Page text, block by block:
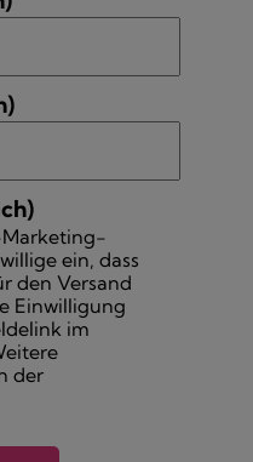
ein, dass
den Versand
Einwilligung
im
der